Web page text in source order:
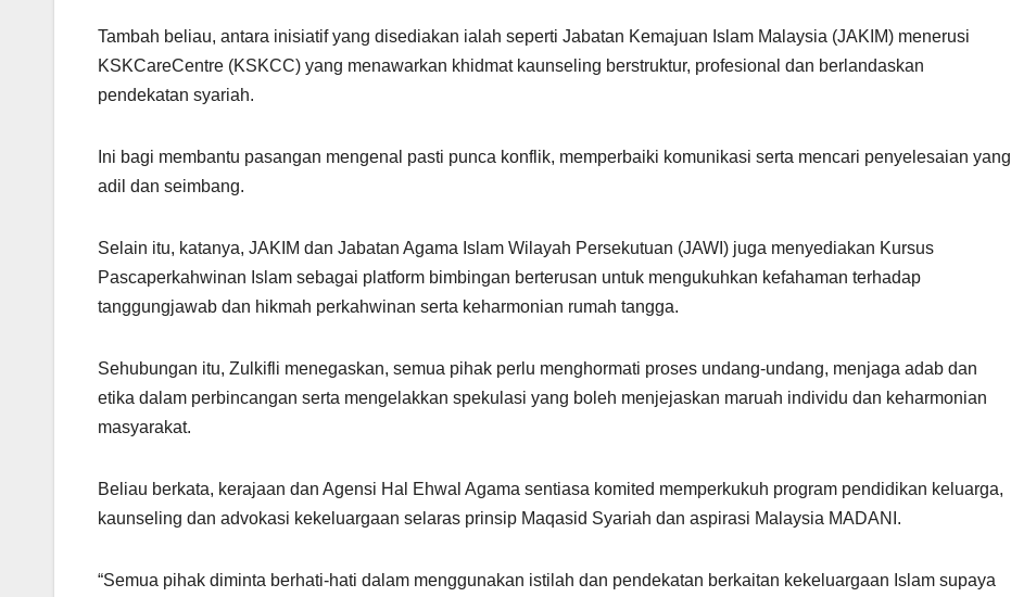
Tambah beliau, antara inisiatif yang disediakan ialah seperti Jabatan Kemajuan Islam Malaysia (JAKIM) menerusi
KSKCareCentre (KSKCC) yang menawarkan khidmat kaunseling berstruktur, profesional dan berlandaskan
pendekatan syariah.
Ini bagi membantu pasangan mengenal pasti punca konflik, memperbaiki komunikasi serta mencari penyelesaian yang
adil dan seimbang.
Selain itu, katanya, JAKIM dan Jabatan Agama Islam Wilayah Persekutuan (JAWI) juga menyediakan Kursus
Pascaperkahwinan Islam sebagai platform bimbingan berterusan untuk mengukuhkan kefahaman terhadap
tanggungjawab dan hikmah perkahwinan serta keharmonian rumah tangga.
Sehubungan itu, Zulkifli menegaskan, semua pihak perlu menghormati proses undang-undang, menjaga adab dan
etika dalam perbincangan serta mengelakkan spekulasi yang boleh menjejaskan maruah individu dan keharmonian
masyarakat.
Beliau berkata, kerajaan dan Agensi Hal Ehwal Agama sentiasa komited memperkukuh program pendidikan keluarga,
kaunseling dan advokasi kekeluargaan selaras prinsip Maqasid Syariah dan aspirasi Malaysia MADANI.
“Semua pihak diminta berhati-hati dalam menggunakan istilah dan pendekatan berkaitan kekeluargaan Islam supaya